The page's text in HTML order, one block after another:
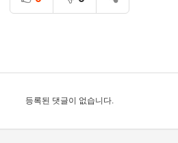
등록된 댓글이 없습니다.